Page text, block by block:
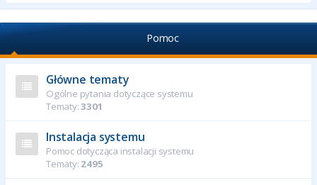
Pomoc
Główne tematy
Ogólne pytania dotyczące systemu
Tematy:3301
Instalacja systemu
Pomoc dotycząca instalacji systemu
Tematy: 2495